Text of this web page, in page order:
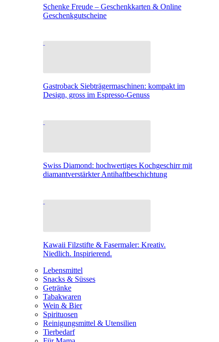
Schenke Freude – Geschenkkarten & Online
Geschenkgutscheine
Gastroback Siebträgermaschinen: kompakt im
Design, gross im Espresso-Genuss
Swiss Diamond: hochwertiges Kochgeschirr mit
diamantverstärkter Antihaftbeschichtung
Kawaii Filzstifte & Fasermaler: Kreativ.
Niedlich. Inspirierend.
Lebensmittel
Snacks & Süsses
Getränke
Tabakwaren
Wein & Bier
Spirituosen
Reinigungsmittel & Utensilien
Tierbedarf